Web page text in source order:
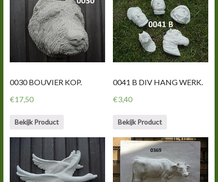
0030 BOUVIER KOP.
€17,50
Bekijk Product
0041 B DIV HANG WERK.
€3,40
Bekijk Product